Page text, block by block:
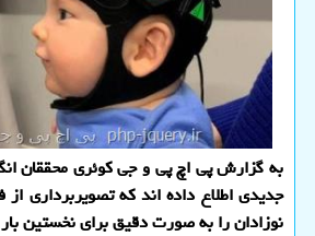
به گزارش پی اچ پی و جی كوئری محققان
جدیدی اطلاع داده اند كه تصویربرداری
نوزادان را به صورت دقیق برای نخستین